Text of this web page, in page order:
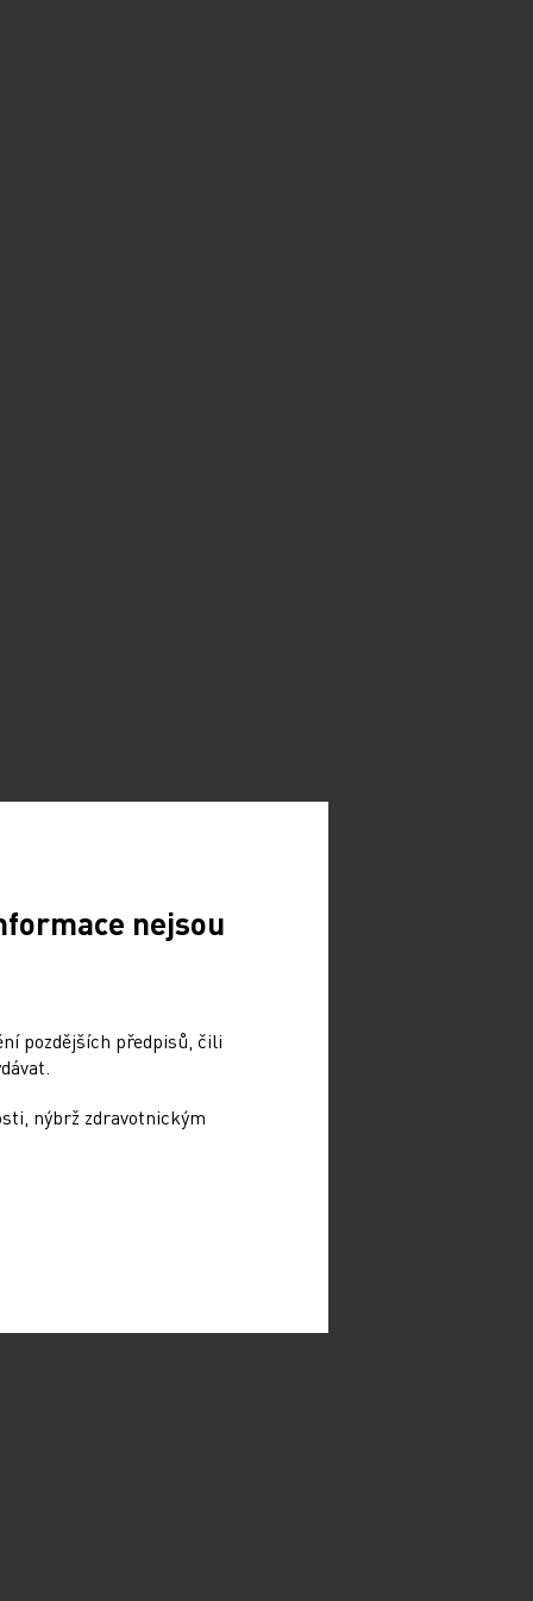
nejsou
pozdějších předpisů, čili
nýbrž zdravotnickým